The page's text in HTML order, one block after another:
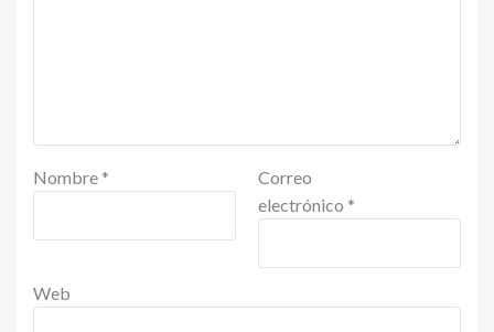
Nombre *
Correo
electrónico *
Web